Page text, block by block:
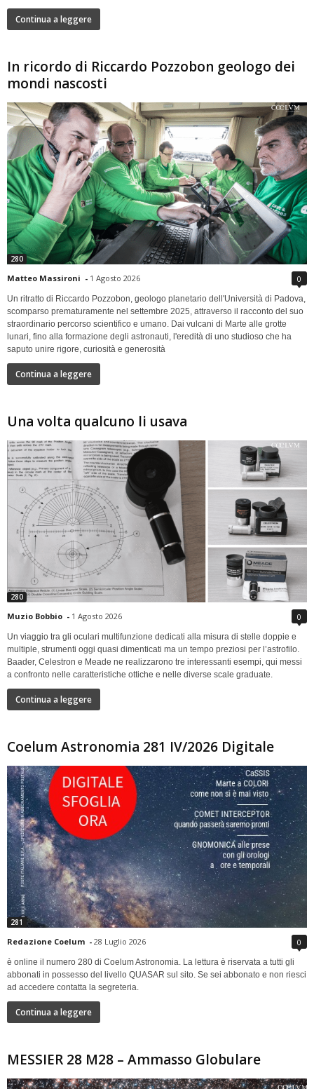
Continua a leggere
In ricordo di Riccardo Pozzobon geologo dei
mondi nascosti
280
Matteo Massironi - 1 Agosto 2026 0
Un ritratto di Riccardo Pozzobon, geologo planetario dell'Università di Padova,
scomparso prematuramente nel settembre 2025, attraverso il racconto del suo
straordinario percorso scientifico e umano. Dai vulcani di Marte alle grotte
lunari, fino alla formazione degli astronauti, l'eredità di uno studioso che ha
saputo unire rigore, curiosità e generosità
Continua a leggere
Una volta qualcuno li usava
280
Muzio Bobbio - 1 Agosto 2026 0
Un viaggio tra gli oculari multifunzione dedicati alla misura di stelle doppie e
multiple, strumenti oggi quasi dimenticati ma un tempo preziosi per l’astrofilo.
Baader, Celestron e Meade ne realizzarono tre interessanti esempi, qui messi
a confronto nelle caratteristiche ottiche e nelle diverse scale graduate.
Continua a leggere
Coelum Astronomia 281 IV/2026 Digitale
281
Redazione Coelum - 28 Luglio 2026 0
è online il numero 280 di Coelum Astronomia. La lettura è riservata a tutti gli
abbonati in possesso del livello QUASAR sul sito. Se sei abbonato e non riesci
ad accedere contatta la segreteria.
Continua a leggere
MESSIER 28 M28 – Ammasso Globulare